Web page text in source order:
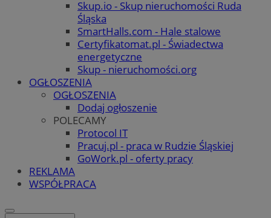
Skup.io - Skup nieruchomości Ruda
Śląska
SmartHalls.com - Hale stalowe
Certyfikatomat.pl - Świadectwa
energetyczne
Skup - nieruchomości.org
OGŁOSZENIA
OGŁOSZENIA
Dodaj ogłoszenie
POLECAMY
Protocol IT
Pracuj.pl - praca w Rudzie Śląskiej
GoWork.pl - oferty pracy
REKLAMA
WSPÓŁPRACA